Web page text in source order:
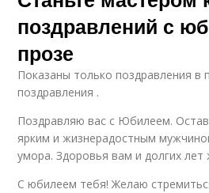
поздравлений с
прозе
Показаны только поздравления в
поздравления .
Поздравляю вас с Юбилеем.
ярким и жизнерадостным
умора. Здоровья вам и долгих лет
С юбилеем тебя! Желаю